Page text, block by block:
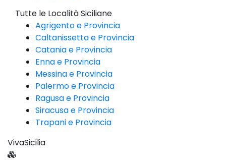
Tutte le Località Siciliane
Agrigento e Provincia
Caltanissetta e Provincia
Catania e Provincia
Enna e Provincia
Messina e Provincia
Palermo e Provincia
Ragusa e Provincia
Siracusa e Provincia
Trapani e Provincia
VivaSicilia